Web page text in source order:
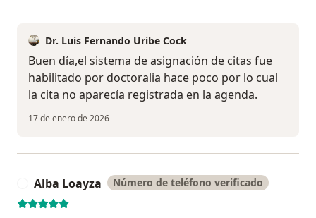
Dr. Luis Fernando Uribe Cock
Buen día,el sistema de asignación de citas fue
habilitado por doctoralia hace poco por lo cual
la cita no aparecía registrada en la agenda.
17 de enero de 2026
Alba Loayza Número de teléfono verificado